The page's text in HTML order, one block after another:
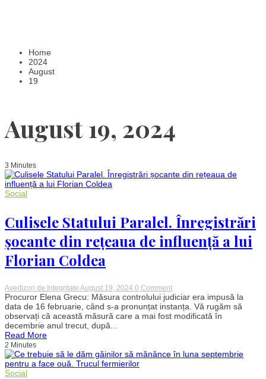
Home
2024
August
19
August 19, 2024
3 Minutes
Social
Culisele Statului Paralel. Înregistrări
șocante din rețeaua de influență a lui
Florian Coldea
Avertizori de Integritate August 19, 2024 0 Commenton
Culisele
Statului
Paralel.
Înregistrări
de
Procuror Elena Grecu: Măsura controlului judiciar era impusă la
data de 16 februarie, când s-a pronunțat instanța. Vă rugăm să
observați că această măsură care a mai fost modificată în
decembrie anul trecut, după...
Read More
2 Minutes
Social